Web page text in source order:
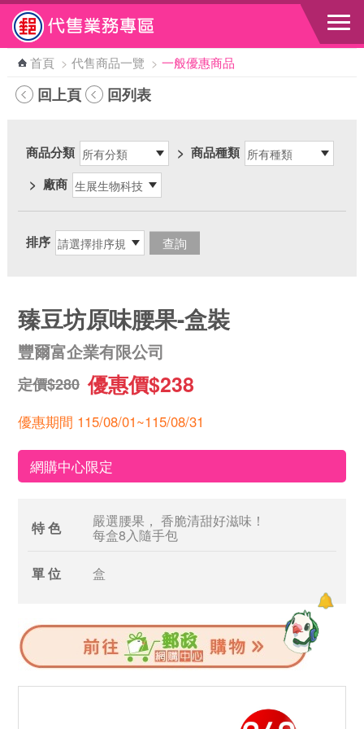
跳到主要內容區塊
首頁 > 代售商品一覽 > 一般優惠商品
回上頁 回列表
商品分類 > 商品種類
> 廠商
排序
臻豆坊原味腰果-盒裝
豐爾富企業有限公司
定價$280 優惠價$238
優惠期間 115/08/01~115/08/31
網購中心限定
特 色 嚴選腰果， 香脆清甜好滋味！
每盒8入隨手包
單 位 盒